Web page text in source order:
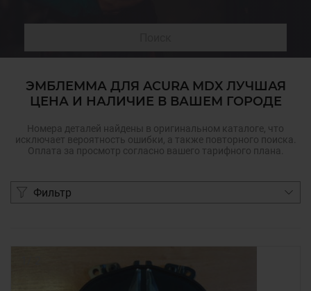
ЭМБЛЕММА ДЛЯ ACURA MDX ЛУЧШАЯ
ЦЕНА И НАЛИЧИЕ В ВАШЕМ ГОРОДЕ
Номера деталей найдены в оригинальном каталоге, что
исключает вероятность ошибки, а также повторного поиска.
Оплата за просмотр согласно вашего тарифного плана.
Фильтр